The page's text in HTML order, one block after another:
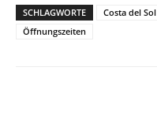
SCHLAGWORTE Costa del Sol
Öffnungszeiten